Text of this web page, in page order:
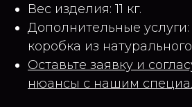
Вес изделия: 11 кг.
Дополнительные
коробка из
Оставьте заявку и
нюансы с нашим